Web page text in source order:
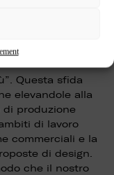
Questa sfida
elevandole alla
di produzione
di lavoro
commerciali e la
di design.
che il nostro